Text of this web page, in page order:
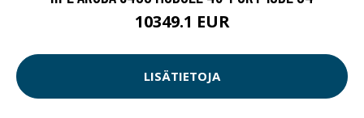
10349.1 EUR
LISÄTIETOJA